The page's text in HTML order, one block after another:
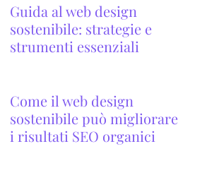
Guida al web design
sostenibile: strategie e
strumenti essenziali
Come il web design
sostenibile può migliorare
i risultati SEO organici